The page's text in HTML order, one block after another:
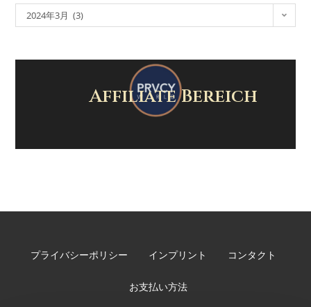
2024年3月 (3)
Affiliate Bereich
プライバシーポリシー インプリント コンタクト
お支払い方法